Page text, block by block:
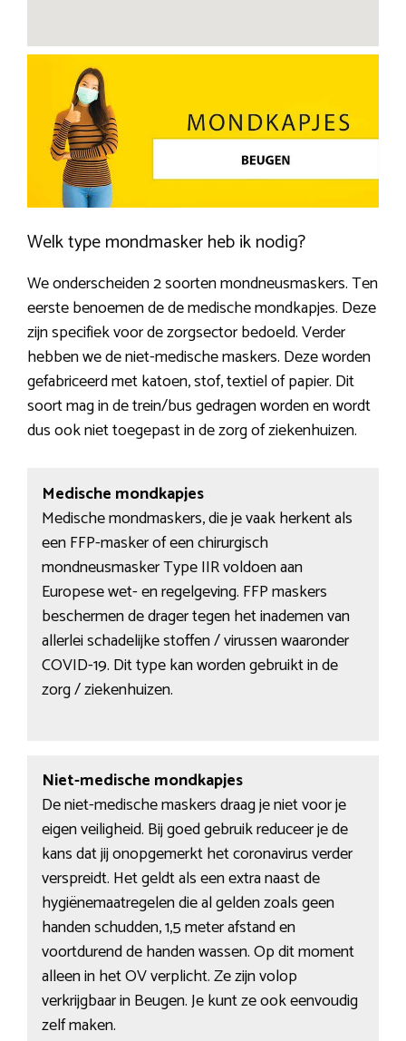
Welk type mondmasker heb ik nodig?
We onderscheiden 2 soorten mondneusmaskers. Ten
eerste benoemen de de medische mondkapjes. Deze
zijn specifiek voor de zorgsector bedoeld. Verder
hebben we de niet-medische maskers. Deze worden
gefabriceerd met katoen, stof, textiel of papier. Dit
soort mag in de trein/bus gedragen worden en wordt
dus ook niet toegepast in de zorg of ziekenhuizen.
Medische mondkapjes
Medische mondmaskers, die je vaak herkent als
een FFP-masker of een chirurgisch
mondneusmasker Type IIR voldoen aan
Europese wet- en regelgeving. FFP maskers
beschermen de drager tegen het inademen van
allerlei schadelijke stoffen / virussen waaronder
COVID-19. Dit type kan worden gebruikt in de
zorg / ziekenhuizen.
Niet-medische mondkapjes
De niet-medische maskers draag je niet voor je
eigen veiligheid. Bij goed gebruik reduceer je de
kans dat jij onopgemerkt het coronavirus verder
verspreidt. Het geldt als een extra naast de
hygiënemaatregelen die al gelden zoals geen
handen schudden, 1,5 meter afstand en
voortdurend de handen wassen. Op dit moment
alleen in het OV verplicht. Ze zijn volop
verkrijgbaar in Beugen. Je kunt ze ook eenvoudig
zelf maken.